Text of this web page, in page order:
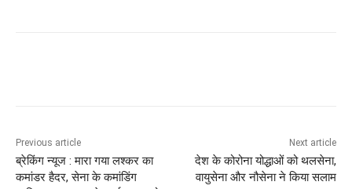
Previous article
ब्रेकिंग न्यूज : मारा गया लश्कर का
कमांडर हैदर, सेना के कमांडिंग
Next article
देश के कोरोना योद्धाओं को थलसेना,
वायुसेना और नौसेना ने किया सलाम